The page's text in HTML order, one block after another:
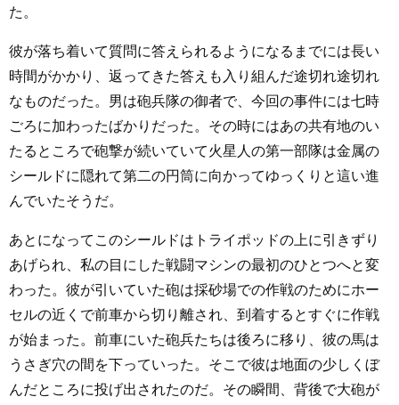
た。
彼が落ち着いて質問に答えられるようになるまでには長い
時間がかかり、返ってきた答えも入り組んだ途切れ途切れ
なものだった。男は砲兵隊の御者で、今回の事件には七時
ごろに加わったばかりだった。その時にはあの共有地のい
たるところで砲撃が続いていて火星人の第一部隊は金属の
シールドに隠れて第二の円筒に向かってゆっくりと這い進
んでいたそうだ。
あとになってこのシールドはトライポッドの上に引きずり
あげられ、私の目にした戦闘マシンの最初のひとつへと変
わった。彼が引いていた砲は採砂場での作戦のためにホー
セルの近くで前車から切り離され、到着するとすぐに作戦
が始まった。前車にいた砲兵たちは後ろに移り、彼の馬は
うさぎ穴の間を下っていった。そこで彼は地面の少しくぼ
んだところに投げ出されたのだ。その瞬間、背後で大砲が